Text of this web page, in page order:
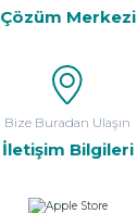
Çözüm Merkezi
Bize Buradan Ulaşın
İletişim Bilgileri